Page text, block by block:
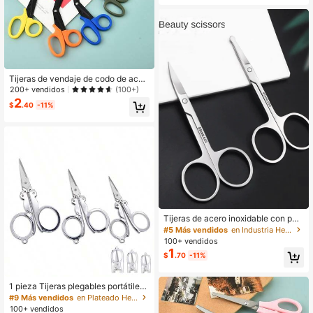
Tijeras de vendaje de codo de acer
o inoxidable, tijeras militares, tijeras
de primeros auxilios para exteriores,
tijeras de gasa, tijeras de vendaje p
200+ vendidos (100+)
$2.40 -11%
1 pieza Tijeras plegables portátiles,
adecuadas para el hogar, la oficina,
los viajes, el camping al aire libre, la
#9 Más vendidos
en Plateado Herramientas manuales
100+ vendidos
Tijeras de acero inoxidable con pun
ta puntiaguda y redonda, multiusos
para el hogar, pesca, costura, oficin
a y talla grande
#5 Más vendidos
en Industria Herramientas manuales
100+ vendidos
$1.70 -11%